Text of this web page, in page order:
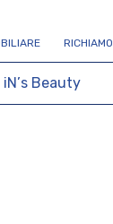
BILIARE RICHIAMO
iN’s Beauty